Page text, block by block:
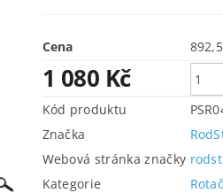
Cena
1 080 Kč
Kód produktu
Značka
Webová stránka značky
Kategorie